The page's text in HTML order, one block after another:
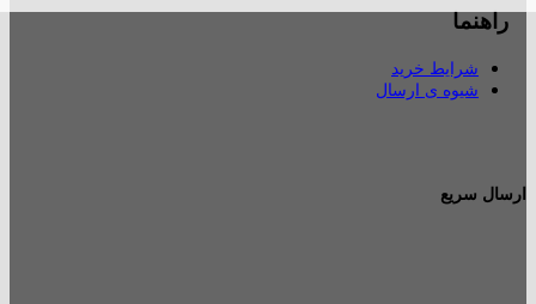
راهنما
شرایط خرید
شیوه ی ارسال
ارسال سریع